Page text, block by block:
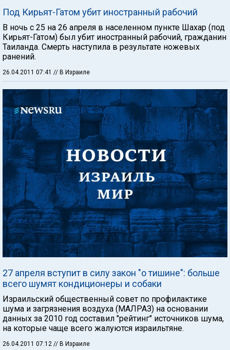
Под Кирьят-Гатом убит иностранный рабочий
В ночь с 25 на 26 апреля в населенном пункте Шахар (под
Кирьят-Гатом) был убит иностранный рабочий, гражданин
Таиланда. Смерть наступила в результате ножевых
ранений.
26.04.2011 07:41 // В Израиле
27 апреля вступит в силу закон "о тишине": больше
всего шумят кондиционеры и собаки
Израильский общественный совет по профилактике
шума и загрязнения воздуха (МАЛРАЗ) на основании
данных за 2010 год составил "рейтинг" источников шума,
на которые чаще всего жалуются израильтяне.
26.04.2011 07:12 // В Израиле